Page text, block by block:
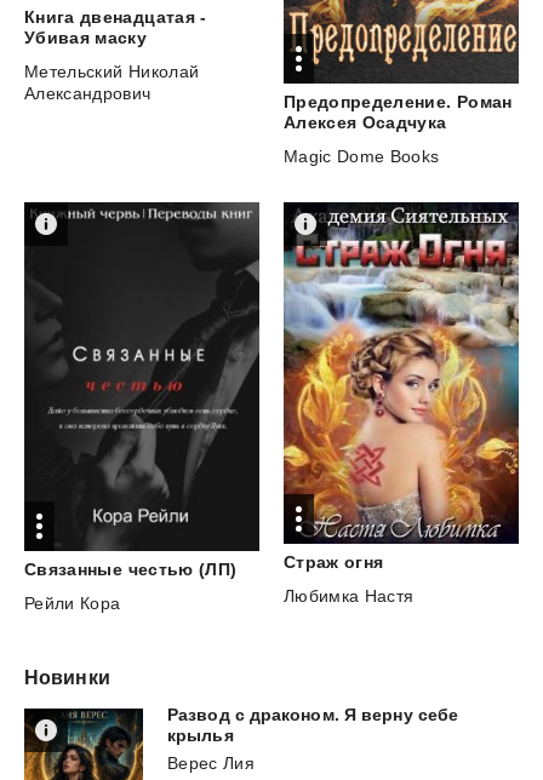
Книга двенадцатая -
Убивая маску
Метельский Николай
Александрович
Предопределение. Роман
Алексея Осадчука
Magic Dome Books
Связанные честью (ЛП)
Рейли Кора
Страж огня
Любимка Настя
Новинки
Развод с драконом. Я верну себе
крылья
Верес Лия